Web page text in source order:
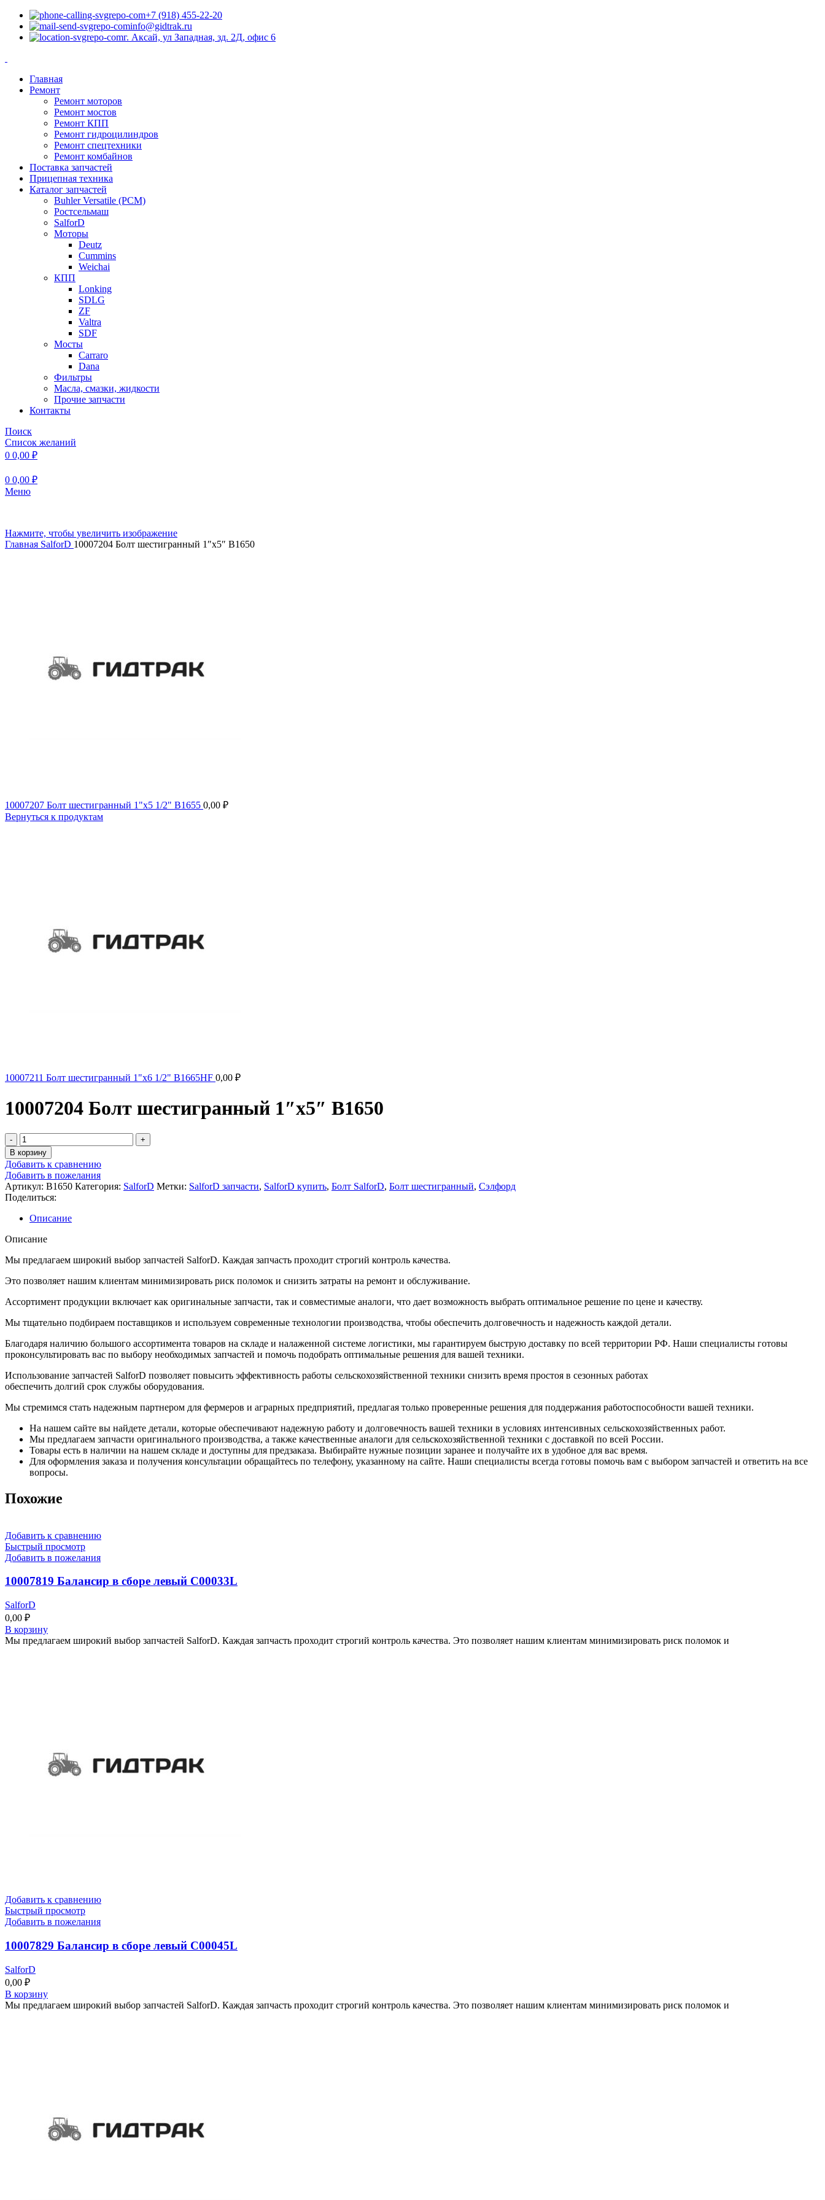
+7 (918) 455-22-20
info@gidtrak.ru
г. Аксай, ул Западная, зд. 2Д, офис 6
Главная
Ремонт
Ремонт моторов
Ремонт мостов
Ремонт КПП
Ремонт гидроцилиндров
Ремонт спецтехники
Ремонт комбайнов
Поставка запчастей
Прицепная техника
Каталог запчастей
Buhler Versatile (РСМ)
Ростсельмаш
SalforD
Моторы
Deutz
Cummins
Weichai
КПП
Lonking
SDLG
ZF
Valtra
SDF
Мосты
Carraro
Dana
Фильтры
Масла, смазки, жидкости
Прочие запчасти
Контакты
Поиск
Список желаний
0 0,00 ₽
0 0,00 ₽
Меню
Нажмите, чтобы увеличить изображение
Главная SalforD 10007204 Болт шестигранный 1″х5″ B1650
10007207 Болт шестигранный 1"х5 1/2" B1655 0,00 ₽
Вернуться к продуктам
10007211 Болт шестигранный 1"х6 1/2" B1665HF 0,00 ₽
10007204 Болт шестигранный 1″х5″ B1650
Количество
товара
10007204
Болт
шестигранный
1"х5"
B1650
В корзину
Добавить к сравнению
Добавить в пожелания
Артикул: B1650 Категория: SalforD Метки: SalforD запчасти, SalforD купить, Болт SalforD, Болт шестигранный, Сэлфорд
Поделиться:
Описание
Описание
Мы предлагаем широкий выбор запчастей SalforD. Каждая запчасть проходит строгий контроль качества.
Это позволяет нашим клиентам минимизировать риск поломок и снизить затраты на ремонт и обслуживание.
Ассортимент продукции включает как оригинальные запчасти, так и совместимые аналоги, что дает возможность выбрать оптимальное решение по цене и качеству.
Мы тщательно подбираем поставщиков и используем современные технологии производства, чтобы обеспечить долговечность и надежность каждой детали.
Благодаря наличию большого ассортимента товаров на складе и налаженной системе логистики, мы гарантируем быструю доставку по всей территории РФ. Наши специалисты готовы
проконсультировать вас по выбору необходимых запчастей и помочь подобрать оптимальные решения для вашей техники.
Использование запчастей SalforD позволяет повысить эффективность работы сельскохозяйственной техники снизить время простоя в сезонных работах
обеспечить долгий срок службы оборудования.
Мы стремимся стать надежным партнером для фермеров и аграрных предприятий, предлагая только проверенные решения для поддержания работоспособности вашей техники.
На нашем сайте вы найдете детали, которые обеспечивают надежную работу и долговечность вашей техники в условиях интенсивных сельскохозяйственных работ.
Мы предлагаем запчасти оригинального производства, а также качественные аналоги для сельскохозяйственной техники с доставкой по всей России.
Товары есть в наличии на нашем складе и доступны для предзаказа. Выбирайте нужные позиции заранее и получайте их в удобное для вас время.
Для оформления заказа и получения консультации обращайтесь по телефону, указанному на сайте. Наши специалисты всегда готовы помочь вам с выбором запчастей и ответить на все
вопросы.
Похожие
Добавить к сравнению
Быстрый просмотр
Добавить в пожелания
10007819 Балансир в сборе левый C00033L
SalforD
0,00 ₽
В корзину
Мы предлагаем широкий выбор запчастей SalforD. Каждая запчасть проходит строгий контроль качества. Это позволяет нашим клиентам минимизировать риск поломок и
Добавить к сравнению
Быстрый просмотр
Добавить в пожелания
10007829 Балансир в сборе левый C00045L
SalforD
0,00 ₽
В корзину
Мы предлагаем широкий выбор запчастей SalforD. Каждая запчасть проходит строгий контроль качества. Это позволяет нашим клиентам минимизировать риск поломок и